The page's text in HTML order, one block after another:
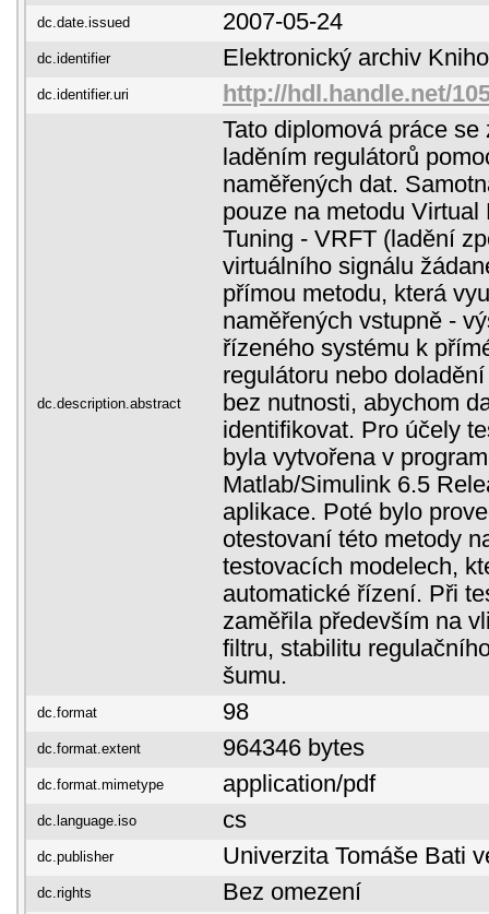
dc.date.issued 2007-05-24
dc.identifier Elektronický archiv
dc.identifier.uri http://hdl.handle.net/
dc.description.abstract
Tato diplomová práce
laděním regulátorů
naměřených dat.
pouze na metodu
Tuning - VRFT (ladění
virtuálního signálu
přímou metodu, která
naměřených vstupně -
řízeného systému k
regulátoru nebo
bez nutnosti, abychom
identifikovat. Pro účely
byla vytvořena v
Matlab/Simulink 6.5
aplikace. Poté bylo
otestovaní této metody
testovacích modelech,
automatické řízení. Při
zaměřila především na
filtru, stabilitu
šumu.
dc.format 98
dc.format.extent 964346 bytes
dc.format.mimetype application/pdf
dc.language.iso cs
dc.publisher Univerzita Tomáše Bati
dc.rights Bez omezení